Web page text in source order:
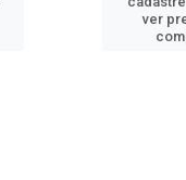
ver